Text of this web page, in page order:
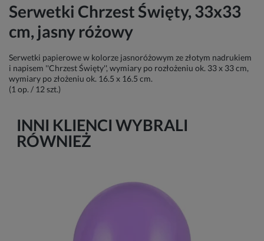
Serwetki Chrzest Święty, 33x33
cm, jasny różowy
Serwetki papierowe w kolorze jasnoróżowym ze złotym nadrukiem
i napisem ''Chrzest Święty'', wymiary po rozłożeniu ok. 33 x 33 cm,
wymiary po złożeniu ok. 16.5 x 16.5 cm.
(1 op. / 12 szt.)
INNI KLIENCI WYBRALI
RÓWNIEŻ